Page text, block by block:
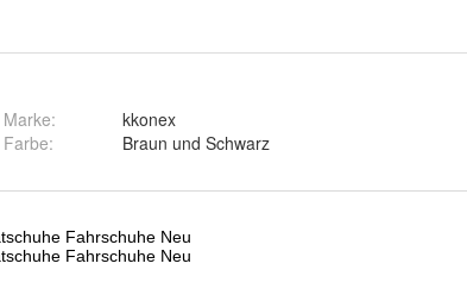
Marke:
kkonex
Farbe: Braun und Schwarz